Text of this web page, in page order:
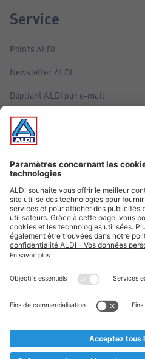
Service
Points ALDI
Newsletter ALDI
Dépliant ALDI par e-mail
Offres
Infos essentielles
Suivez ALDI
Textes marqués d'un astérisque
* Nous vendons ces articles
au cas où, malgré le planning bien
prématurément en rupture de
** Sur ce site, l’utilisation de la